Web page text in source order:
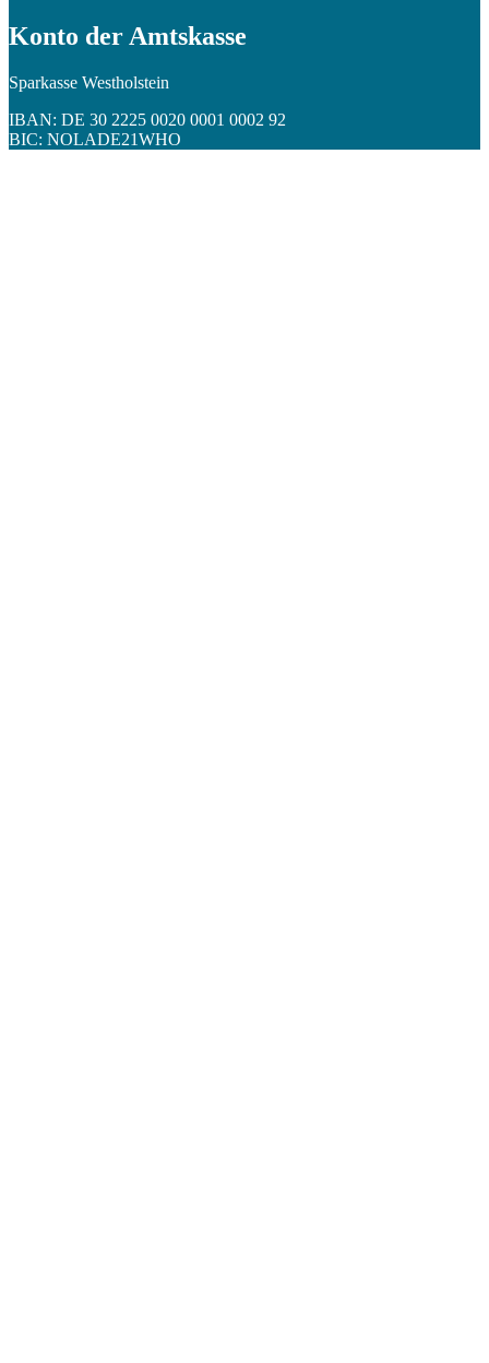
Konto der Amtskasse
Sparkasse Westholstein
IBAN: DE 30 2225 0020 0001 0002 92
BIC: NOLADE21WHO